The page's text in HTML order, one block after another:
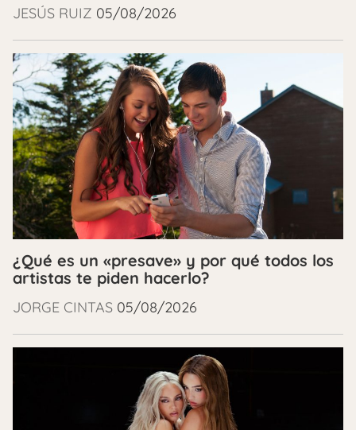
JESÚS RUIZ 05/08/2026
¿Qué es un «presave» y por qué todos los
artistas te piden hacerlo?
JORGE CINTAS 05/08/2026